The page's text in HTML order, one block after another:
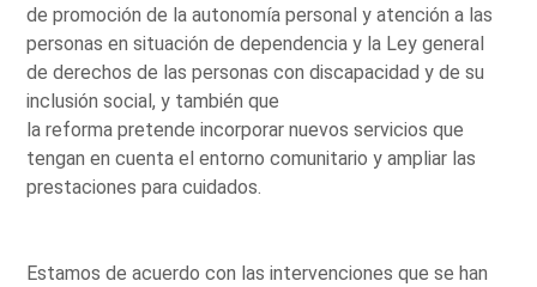
de promoción de la autonomía personal y atención a las
personas en situación de dependencia y la Ley general
de derechos de las personas con discapacidad y de su
inclusión social, y también que
la reforma pretende incorporar nuevos servicios que
tengan en cuenta el entorno comunitario y ampliar las
prestaciones para cuidados.
Estamos de acuerdo con las intervenciones que se han